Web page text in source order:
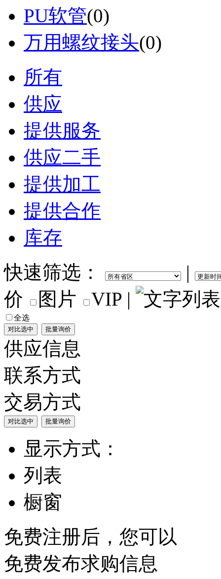
PU软管(0)
万用螺纹接头(0)
所有
供应
提供服务
供应二手
提供加工
提供合作
库存
快速筛选：
|
价
图片 VIP |
全选
供应信息
联系方式
交易方式
显示方式：
列表
橱窗
免费注册后，您可以
免费发布求购信息